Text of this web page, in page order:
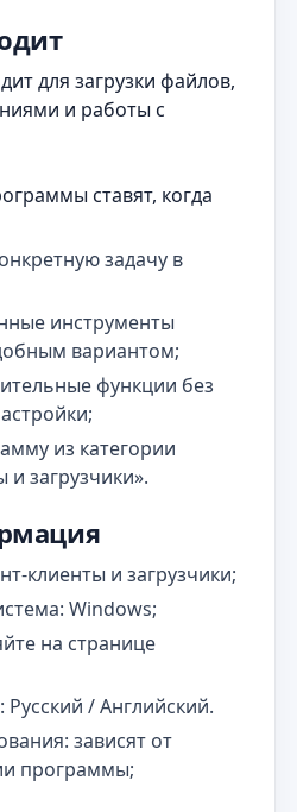
для загрузки файлов,
и работы с
ставят, когда
задачу в
инструменты
вариантом;
функции без
из категории
и загрузчики».
и загрузчики;
Windows;
на странице
/ Английский.
зависят от
программы;